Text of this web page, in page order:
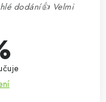
dodání👍 Velmi